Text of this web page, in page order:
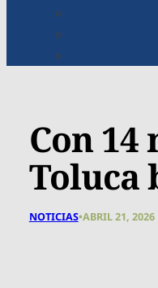
Con 14
Toluca
NOTICIAS•ABRIL 21, 2026